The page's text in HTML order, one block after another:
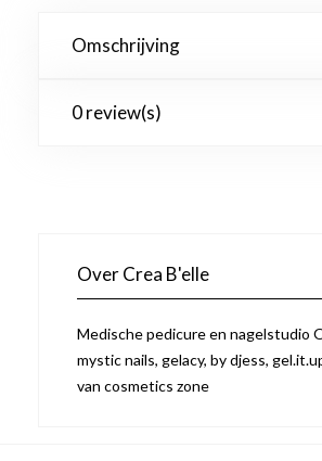
Omschrijving
0 review(s)
Over Crea B'elle
Medische pedicure en nagelstudio
mystic nails, gelacy, by djess,
van cosmetics zone